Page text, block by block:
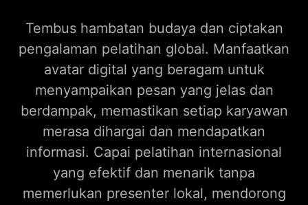
Tembus hambatan budaya dan ciptakan
pengalaman pelatihan global. Manfaatkan
avatar digital yang beragam untuk
menyampaikan pesan yang jelas dan
berdampak, memastikan setiap karyawan
merasa dihargai dan mendapatkan
informasi. Capai pelatihan internasional
yang efektif dan menarik tanpa
memerlukan presenter lokal, mendorong